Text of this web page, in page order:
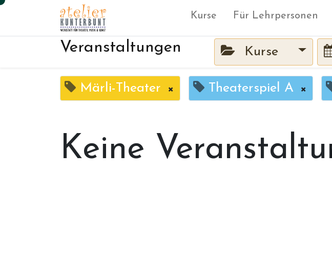
Kurse Für Lehrpersonen
Veranstaltungen Kurse
Märli-Theater × Theaterspiel A ×
Keine